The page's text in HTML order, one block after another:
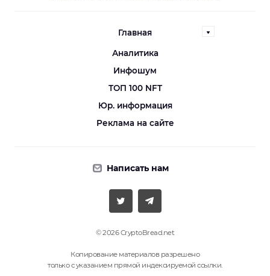
Главная
Аналитика
Инфошум
ТОП 100 NFT
Юр. информация
Реклама на сайте
Написать нам
© 2026 CryptoBread.net
Копирование материалов разрешено
только с указанием прямой индексируемой ссылки.